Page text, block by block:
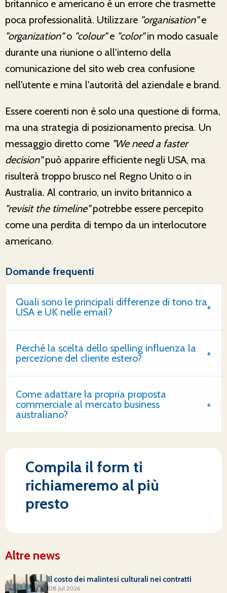
britannico e americano è un errore che trasmette
poca professionalità. Utilizzare "organisation"e
"organization"o "colour"e "color"in modo casuale
durante una riunione o all'interno della
comunicazione del sito web crea confusione
nell'utente e mina l'autorità del aziendale e brand.
Essere coerenti non è solo una questione di forma,
ma una strategia di posizionamento precisa. Un
messaggio diretto come "We need a faster
decision"può apparire efficiente negli USA, ma
risulterà troppo brusco nel Regno Unito o in
Australia. Al contrario, un invito britannico a
"revisit the timeline"potrebbe essere percepito
come una perdita di tempo da un interlocutore
americano.
Domande frequenti
Quali sono le principali differenze di tono tra
USA e UK nelle email?
Perché la scelta dello spelling influenza la
percezione del cliente estero?
Come adattare la propria proposta
commerciale al mercato business
australiano?
Compila il form ti
richiameremo al più
presto
Altre news
Il costo dei malintesi culturali nei contratti
08 Jul 2026